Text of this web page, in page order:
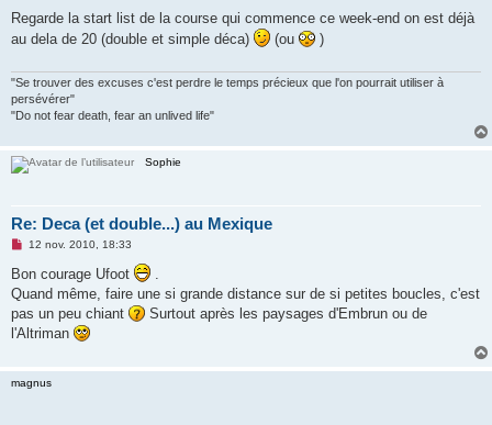
s
a
n
n
l
Regarde la start list de la course qui commence ce week-end on est déjà
au dela de 20 (double et simple déca)
(ou )
"Se trouver des excuses c'est perdre le temps précieux que l'on pourrait utiliser à
persévérer"
"Do not fear death, fear an unlived life"
Sophie
Re: Deca (et double...) au Mexique
M
s
a
g
n
u
12 nov. 2010, 18:33
Bon courage Ufoot
.
Quand même, faire une si grande distance sur de si petites boucles, c'est
pas un peu chiant
Surtout après les paysages d'Embrun ou de
l'Altriman
magnus